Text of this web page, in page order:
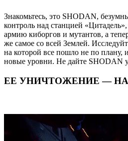
Знакомьтесь, это SHODAN,
контроль над станцией
армию киборгов и мутантов, а
же самое со всей Землей.
на которой все пошло не по плану,
новые уровни. Не дайте SHODAN
ЕЕ УНИЧТОЖЕНИЕ —